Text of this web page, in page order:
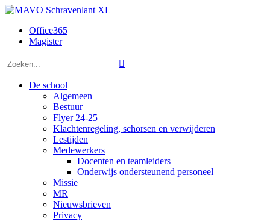
Office365
Magister

De school
Algemeen
Bestuur
Flyer 24-25
Klachtenregeling, schorsen en verwijderen
Lestijden
Medewerkers
Docenten en teamleiders
Onderwijs ondersteunend personeel
Missie
MR
Nieuwsbrieven
Privacy